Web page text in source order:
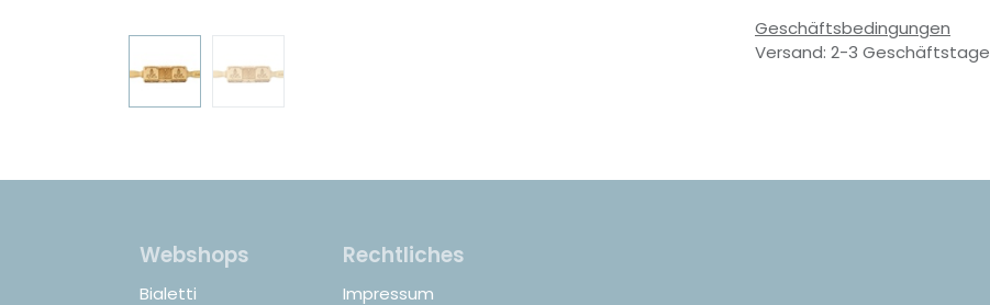
Geschäftsbedingungen
Versand: 2-3 Geschäftstage
Webshops
Bialetti
Rechtliches
Impressum